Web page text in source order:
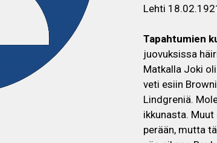
Lehti
Tapahtumien
juovuksissa
Matkalla Joki
veti esiin
Lindgreniä.
ikkunasta.
perään, mutta